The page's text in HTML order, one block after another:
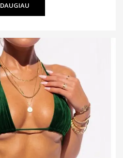
DAUGIAU